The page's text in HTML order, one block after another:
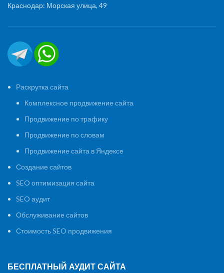
Краснодар: Морская улица, 49
Раскрутка сайта
Комплексное продвижение сайта
Продвижение по трафику
Продвижение по словам
Продвижение сайта в Яндексе
Создание сайтов
SEO оптимизация сайта
SEO аудит
Обслуживание сайтов
Стоимость SEO продвижения
БЕСПЛАТНЫЙ АУДИТ САЙТА